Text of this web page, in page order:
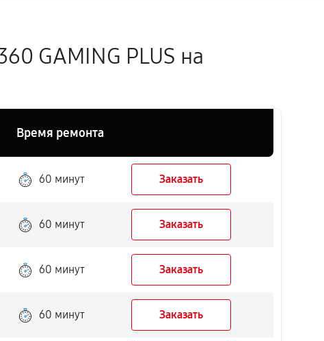
GAMING PLUS на
Время ремонта
60 минут Заказать
60 минут Заказать
60 минут Заказать
60 минут Заказать